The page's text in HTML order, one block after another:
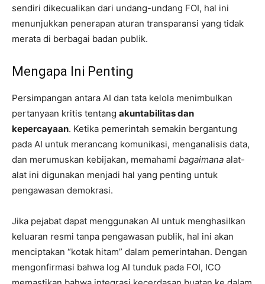
sendiri dikecualikan dari undang-undang FOI, hal ini
menunjukkan penerapan aturan transparansi yang tidak
merata di berbagai badan publik.
Mengapa Ini Penting
Persimpangan antara AI dan tata kelola menimbulkan
pertanyaan kritis tentang akuntabilitas dan
kepercayaan. Ketika pemerintah semakin bergantung
pada AI untuk merancang komunikasi, menganalisis data,
dan merumuskan kebijakan, memahami bagaimana alat-
alat ini digunakan menjadi hal yang penting untuk
pengawasan demokrasi.
Jika pejabat dapat menggunakan AI untuk menghasilkan
keluaran resmi tanpa pengawasan publik, hal ini akan
menciptakan “kotak hitam” dalam pemerintahan. Dengan
mengonfirmasi bahwa log AI tunduk pada FOI, ICO